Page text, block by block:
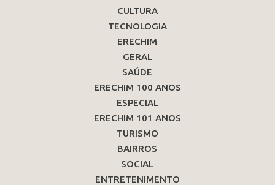
CULTURA
TECNOLOGIA
ERECHIM
GERAL
SAÚDE
ERECHIM 100 ANOS
ESPECIAL
ERECHIM 101 ANOS
TURISMO
BAIRROS
SOCIAL
ENTRETENIMENTO